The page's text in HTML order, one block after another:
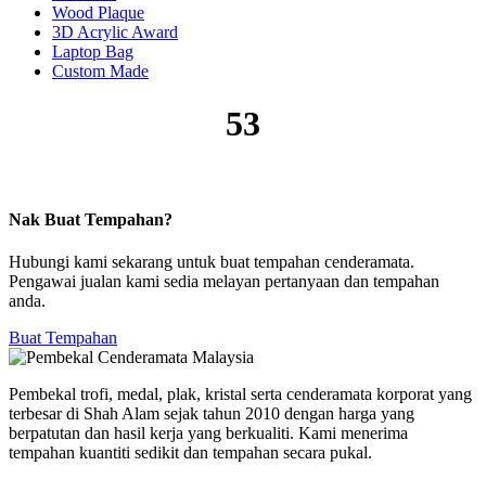
Wood Plaque
3D Acrylic Award
Laptop Bag
Custom Made
53
Nak Buat Tempahan?
Hubungi kami sekarang untuk buat tempahan cenderamata.
Pengawai jualan kami sedia melayan pertanyaan dan tempahan
anda.
Buat Tempahan
Pembekal trofi, medal, plak, kristal serta cenderamata korporat yang
terbesar di Shah Alam sejak tahun 2010 dengan harga yang
berpatutan dan hasil kerja yang berkualiti. Kami menerima
tempahan kuantiti sedikit dan tempahan secara pukal.